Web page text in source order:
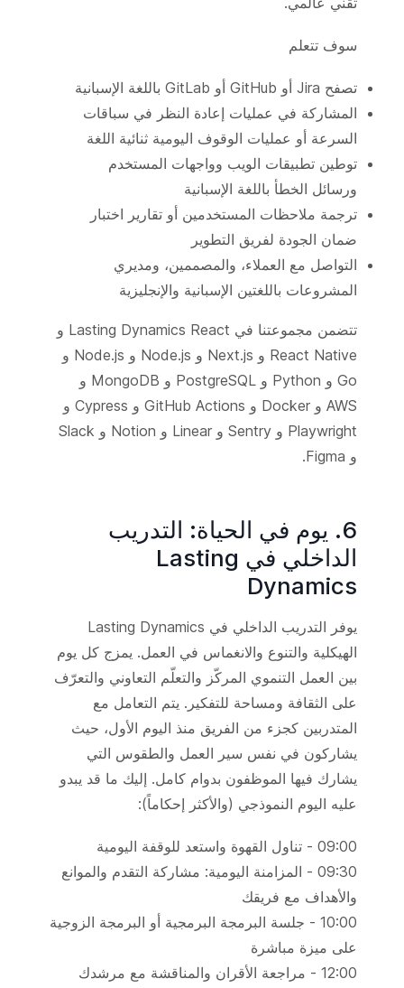
سوف تتعلم
تصفح Jira أو GitHub أو GitLab باللغة الإسبانية
المشاركة في عمليات إعادة النظر في سباقات
السرعة أو عمليات الوقوف اليومية ثنائية اللغة
توطين تطبيقات الويب وواجهات المستخدم
ورسائل الخطأ باللغة الإسبانية
ترجمة ملاحظات المستخدمين أو تقارير اختبار
ضمان الجودة لفريق التطوير
التواصل مع العملاء، والمصممين، ومديري
المشروعات باللغتين الإسبانية والإنجليزية
تتضمن مجموعتنا في Lasting Dynamics React و
React Native و Next.js و Node.js و Node.js و
Go و Python و PostgreSQL و MongoDB و
AWS و Docker و GitHub Actions و Cypress و
Playwright و Sentry و Linear و Notion و Slack
و Figma.
6. يوم في الحياة: التدريب
الداخلي في Lasting
Dynamics
يوفر التدريب الداخلي في Lasting Dynamics
الهيكلية والتنوع والانغماس في العمل. يمزج كل يوم
بين العمل التنموي المركّز والتعلّم التعاوني والتعرّف
على الثقافة ومساحة للتفكير. يتم التعامل مع
المتدربين كجزء من الفريق منذ اليوم الأول، حيث
يشاركون في نفس سير العمل والطقوس التي
يشارك فيها الموظفون بدوام كامل. إليك ما قد يبدو
عليه اليوم النموذجي (والأكثر إحكاماً):
09:00 - تناول القهوة واستعد للوقفة اليومية
09:30 - المزامنة اليومية: مشاركة التقدم والموانع
والأهداف مع فريقك
10:00 - جلسة البرمجة البرمجية أو البرمجة الزوجية
على ميزة مباشرة
12:00 - مراجعة الأقران والمناقشة مع مرشدك